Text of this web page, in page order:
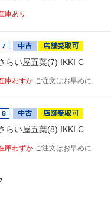
庫あり
7 中古 店舗受取可
らい屋五葉(7) IKKI C
庫わずか ご注文はお早めに
8 中古 店舗受取可
らい屋五葉(8) IKKI C
庫わずか ご注文はお早めに